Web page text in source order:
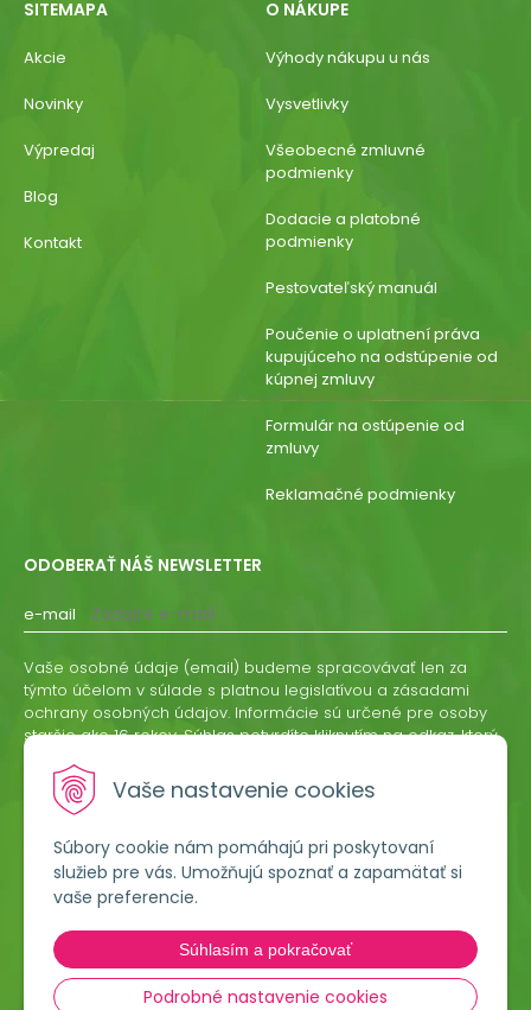
Vaše nastavenie cookies
Súbory cookie nám pomáhajú pri poskytovaní
služieb pre vás. Umožňujú spoznať a zapamätať si
vaše preferencie.
Súhlasím a pokračovať
Podrobné nastavenie cookies
Lumigreen, s.r.o.
Hradská 535
966 54 Tekovské Nemce
SITEMAPA
Akcie
Novinky
Výpredaj
Blog
Kontakt
O NÁKUPE
Výhody nákupu u nás
Vysvetlivky
Všeobecné zmluvné
podmienky
Dodacie a platobné
podmienky
Pestovateľský manuál
Poučenie o uplatnení práva
kupujúceho na odstúpenie od
kúpnej zmluvy
Formulár na ostúpenie od
zmluvy
Reklamačné podmienky
ODOBERAŤ NÁŠ NEWSLETTER
e-mail
ODOBERAŤ
Vaše osobné údaje (email) budeme spracovávať len za
týmto účelom v súlade s platnou legislatívou a zásadami
ochrany osobných údajov. Informácie sú určené pre osoby
staršie ako 16 rokov. Súhlas potvrdíte kliknutím na odkaz, ktorý
odvolať písomne, emailom alebo kliknutím na odkaz z
ktoréhokoľvek informačného emailu.